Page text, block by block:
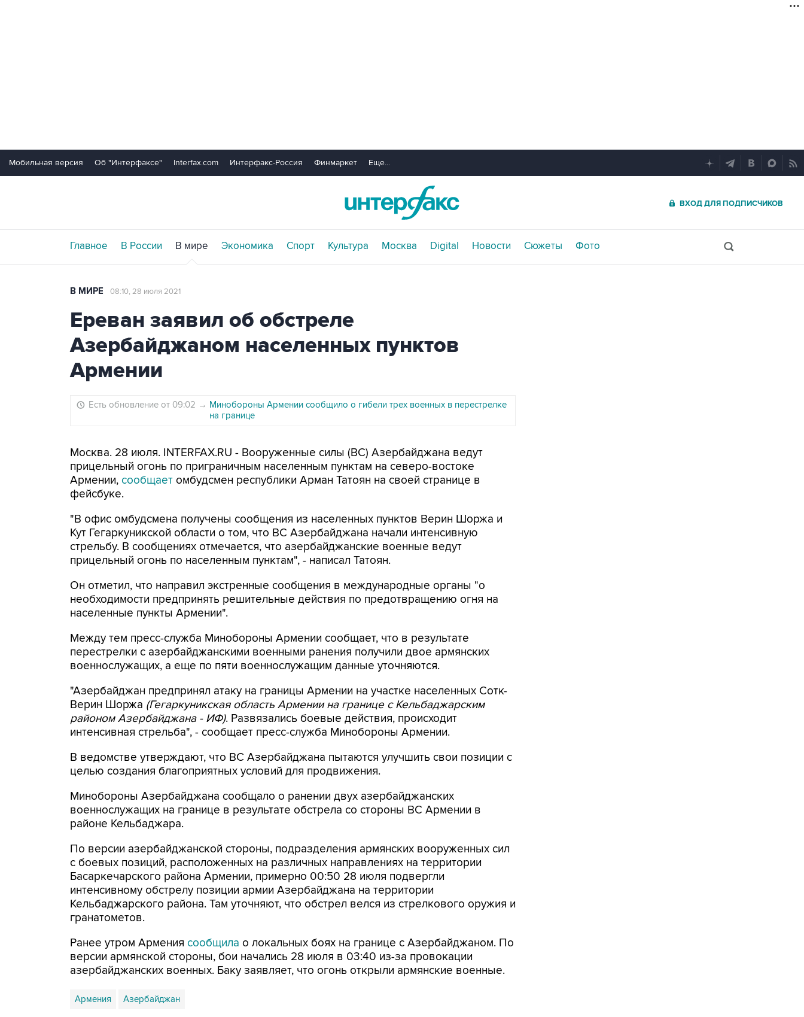
Мобильная версия Об "Интерфаксе" Interfax.com Интерфакс-Россия Финмаркет Еще...
ВХОД ДЛЯ ПОДПИСЧИКОВ
Главное В России В мире Экономика Спорт Культура Москва Digital Новости Сюжеты Фото
В МИРЕ 08:10, 28 июля 2021
Ереван заявил об обстреле
Азербайджаном населенных пунктов
Армении
Есть обновление от 09:02 → Минобороны Армении сообщило о гибели трех военных в перестрелке
на границе
Москва. 28 июля. INTERFAX.RU - Вооруженные силы (ВС) Азербайджана ведут
прицельный огонь по приграничным населенным пунктам на северо-востоке
Армении, сообщает омбудсмен республики Арман Татоян на своей странице в
фейсбуке.
"В офис омбудсмена получены сообщения из населенных пунктов Верин Шоржа и
Кут Гегаркуникской области о том, что ВС Азербайджана начали интенсивную
стрельбу. В сообщениях отмечается, что азербайджанские военные ведут
прицельный огонь по населенным пунктам", - написал Татоян.
Он отметил, что направил экстренные сообщения в международные органы "о
необходимости предпринять решительные действия по предотвращению огня на
населенные пункты Армении".
Между тем пресс-служба Минобороны Армении сообщает, что в результате
перестрелки с азербайджанскими военными ранения получили двое армянских
военнослужащих, а еще по пяти военнослужащим данные уточняются.
"Азербайджан предпринял атаку на границы Армении на участке населенных Сотк-
Верин Шоржа (Гегаркуникская область Армении на границе с Кельбаджарским
районом Азербайджана - ИФ). Развязались боевые действия, происходит
интенсивная стрельба", - сообщает пресс-служба Минобороны Армении.
В ведомстве утверждают, что ВС Азербайджана пытаются улучшить свои позиции с
целью создания благоприятных условий для продвижения.
Минобороны Азербайджана сообщало о ранении двух азербайджанских
военнослужащих на границе в результате обстрела со стороны ВС Армении в
районе Кельбаджара.
По версии азербайджанской стороны, подразделения армянских вооруженных сил
с боевых позиций, расположенных на различных направлениях на территории
Басаркечарского района Армении, примерно 00:50 28 июля подвергли
интенсивному обстрелу позиции армии Азербайджана на территории
Кельбаджарского района. Там уточняют, что обстрел велся из стрелкового оружия и
гранатометов.
Ранее утром Армения сообщила о локальных боях на границе с Азербайджаном. По
версии армянской стороны, бои начались 28 июля в 03:40 из-за провокации
азербайджанских военных. Баку заявляет, что огонь открыли армянские военные.
Армения Азербайджан